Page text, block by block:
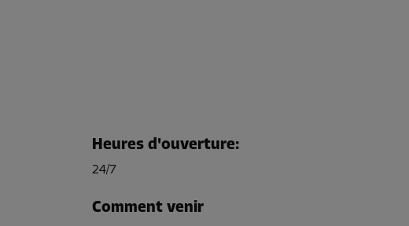
Heures d'ouverture:
24/7
Comment venir